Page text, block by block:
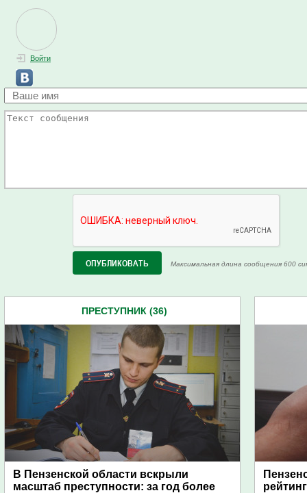
Войти
Максимальная длина сообщения 600
ПРЕСТУПНИК (36)
В Пензенской области вскрыли
масштаб преступности: за год более